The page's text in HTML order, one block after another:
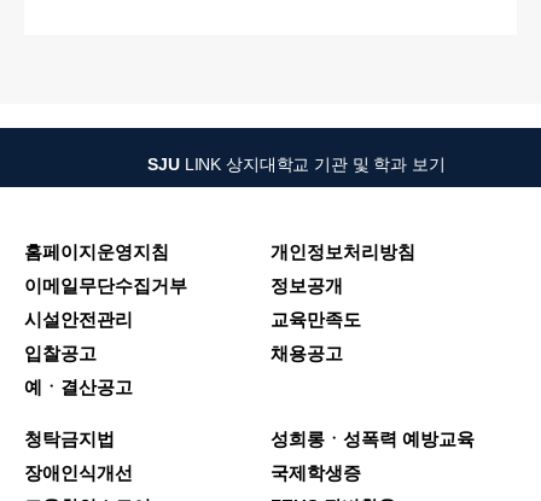
SJU LINK 상지대학교 기관 및 학과 보기
홈페이지운영지침
개인정보처리방침
이메일무단수집거부
정보공개
시설안전관리
교육만족도
입찰공고
채용공고
예ㆍ결산공고
청탁금지법
성희롱ㆍ성폭력 예방교육
장애인식개선
국제학생증